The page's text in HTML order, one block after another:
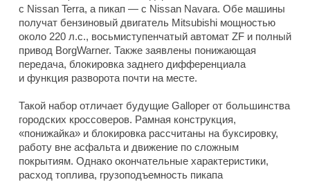
с Nissan Terra, а пикап — с Nissan Navara. Обе машины
получат бензиновый двигатель Mitsubishi мощностью
около 220 л.с., восьмиступенчатый автомат ZF и полный
привод BorgWarner. Также заявлены понижающая
передача, блокировка заднего дифференциала
и функция разворота почти на месте.
Такой набор отличает будущие Galloper от большинства
городских кроссоверов. Рамная конструкция,
«понижайка» и блокировка рассчитаны на буксировку,
работу вне асфальта и движение по сложным
покрытиям. Однако окончательные характеристики,
расход топлива, грузоподъемность пикапа